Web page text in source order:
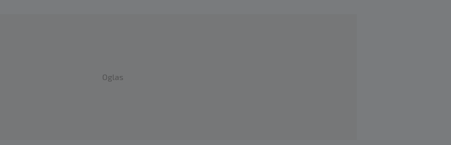
Oglas